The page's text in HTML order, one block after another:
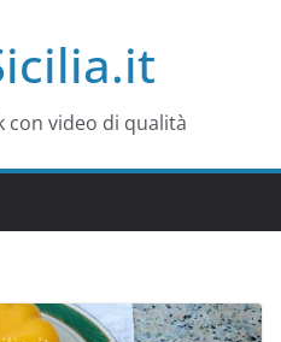
con video di qualità